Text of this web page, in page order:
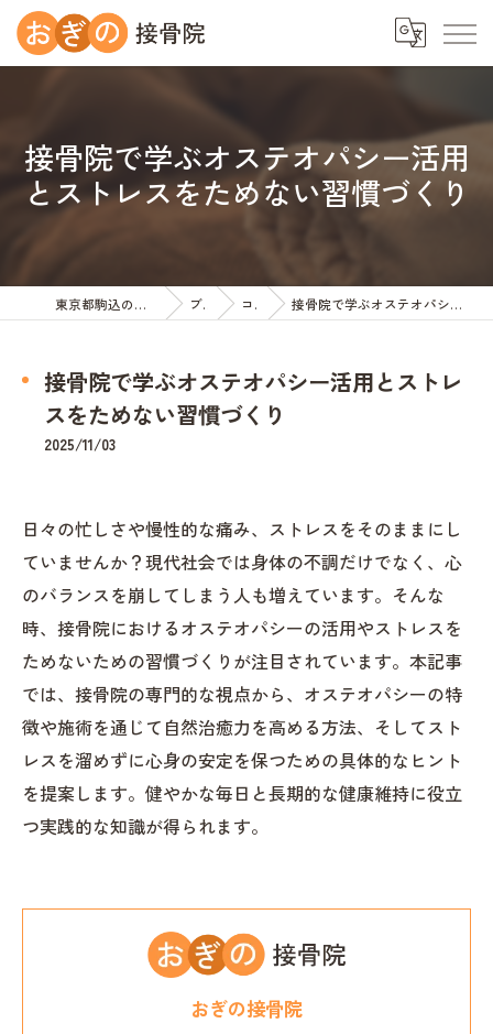
接骨院で学ぶオステオパシー活用
とストレスをためない習慣づくり
東京都駒込の接骨院ならおぎの接骨院 ブログ コラム 接骨院で学ぶオステオパシー活用とストレスをためない習慣づくり
接骨院で学ぶオステオパシー活用とストレ
スをためない習慣づくり
2025/11/03
日々の忙しさや慢性的な痛み、ストレスをそのままにし
ていませんか？現代社会では身体の不調だけでなく、心
のバランスを崩してしまう人も増えています。そんな
時、接骨院におけるオステオパシーの活用やストレスを
ためないための習慣づくりが注目されています。本記事
では、接骨院の専門的な視点から、オステオパシーの特
徴や施術を通じて自然治癒力を高める方法、そしてスト
レスを溜めずに心身の安定を保つための具体的なヒント
を提案します。健やかな毎日と長期的な健康維持に役立
つ実践的な知識が得られます。
おぎの接骨院